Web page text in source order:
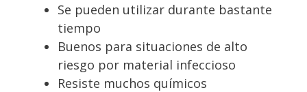
Se pueden utilizar durante bastante
tiempo
Buenos para situaciones de alto
riesgo por material infeccioso
Resiste muchos químicos